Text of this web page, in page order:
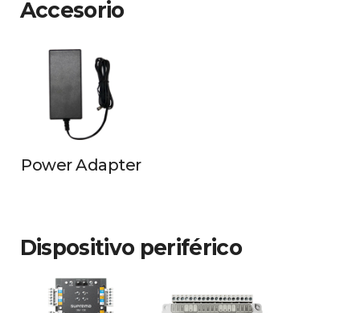
Accesorio
Power Adapter
Dispositivo periférico